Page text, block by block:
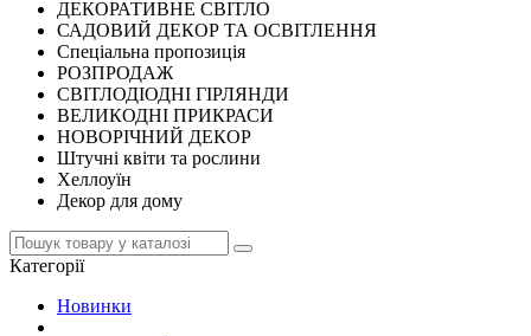
ДЕКОРАТИВНЕ СВІТЛО
САДОВИЙ ДЕКОР ТА ОСВІТЛЕННЯ
Спеціальна пропозиція
РОЗПРОДАЖ
СВІТЛОДІОДНІ ГІРЛЯНДИ
ВЕЛИКОДНІ ПРИКРАСИ
НОВОРІЧНИЙ ДЕКОР
Штучні квіти та рослини
Хеллоуїн
Декор для дому
Категорії
Новинки